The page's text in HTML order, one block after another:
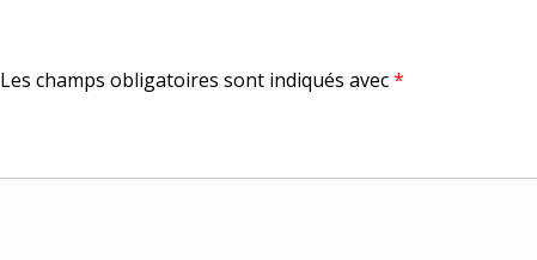
Les champs obligatoires sont indiqués avec*